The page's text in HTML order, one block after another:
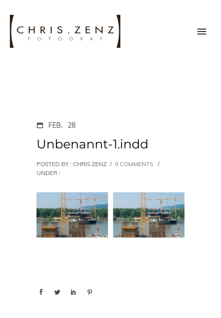
FEB. 28
Unbenannt-1.indd
POSTED BY : CHRIS ZENZ / 0 COMMENTS
/
UNDER :